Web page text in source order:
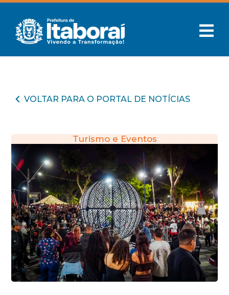
VOLTAR PARA O PORTAL DE NOTÍCIAS
Turismo e Eventos